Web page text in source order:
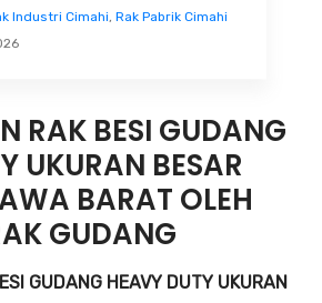
Industri Cimahi, Rak Pabrik Cimahi
RAK BESI GUDANG
UKURAN BESAR
BARAT OLEH
GUDANG
GUDANG HEAVY DUTY UKURAN